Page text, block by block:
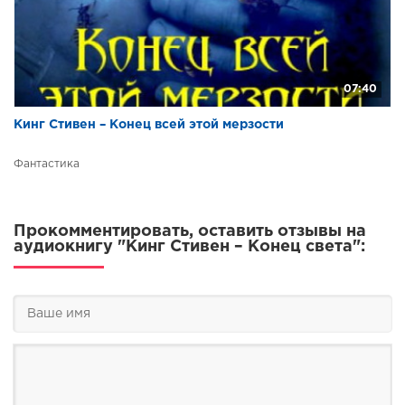
07:40
Кинг Стивен – Конец всей этой мерзости
Фантастика
Прокомментировать, оставить отзывы на
аудиокнигу "Кинг Стивен – Конец света":